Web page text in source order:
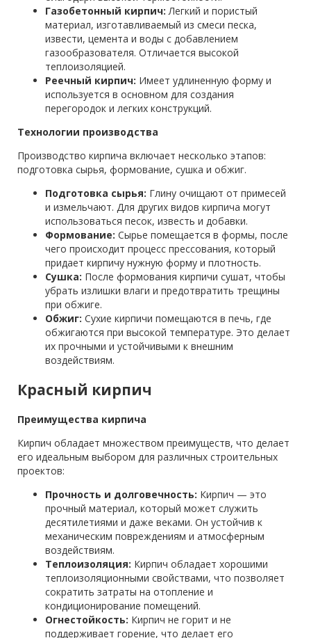
Газобетонный кирпич: Легкий и пористый
материал, изготавливаемый из смеси песка,
извести, цемента и воды с добавлением
газообразователя. Отличается высокой
теплоизоляцией.
Реечный кирпич: Имеет удлиненную форму и
используется в основном для создания
перегородок и легких конструкций.
Технологии производства
Производство кирпича включает несколько этапов:
подготовка сырья, формование, сушка и обжиг.
Подготовка сырья: Глину очищают от примесей
и измельчают. Для других видов кирпича могут
использоваться песок, известь и добавки.
Формование: Сырье помещается в формы, после
чего происходит процесс прессования, который
придает кирпичу нужную форму и плотность.
Сушка: После формования кирпичи сушат, чтобы
убрать излишки влаги и предотвратить трещины
при обжиге.
Обжиг: Сухие кирпичи помещаются в печь, где
обжигаются при высокой температуре. Это делает
их прочными и устойчивыми к внешним
воздействиям.
Красный кирпич
Преимущества кирпича
Кирпич обладает множеством преимуществ, что делает
его идеальным выбором для различных строительных
проектов:
Прочность и долговечность: Кирпич — это
прочный материал, который может служить
десятилетиями и даже веками. Он устойчив к
механическим повреждениям и атмосферным
воздействиям.
Теплоизоляция: Кирпич обладает хорошими
теплоизоляционными свойствами, что позволяет
сократить затраты на отопление и
кондиционирование помещений.
Огнестойкость: Кирпич не горит и не
поддерживает горение, что делает его